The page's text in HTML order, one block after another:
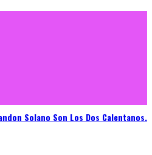
Solano Son Los Dos Calentanos.